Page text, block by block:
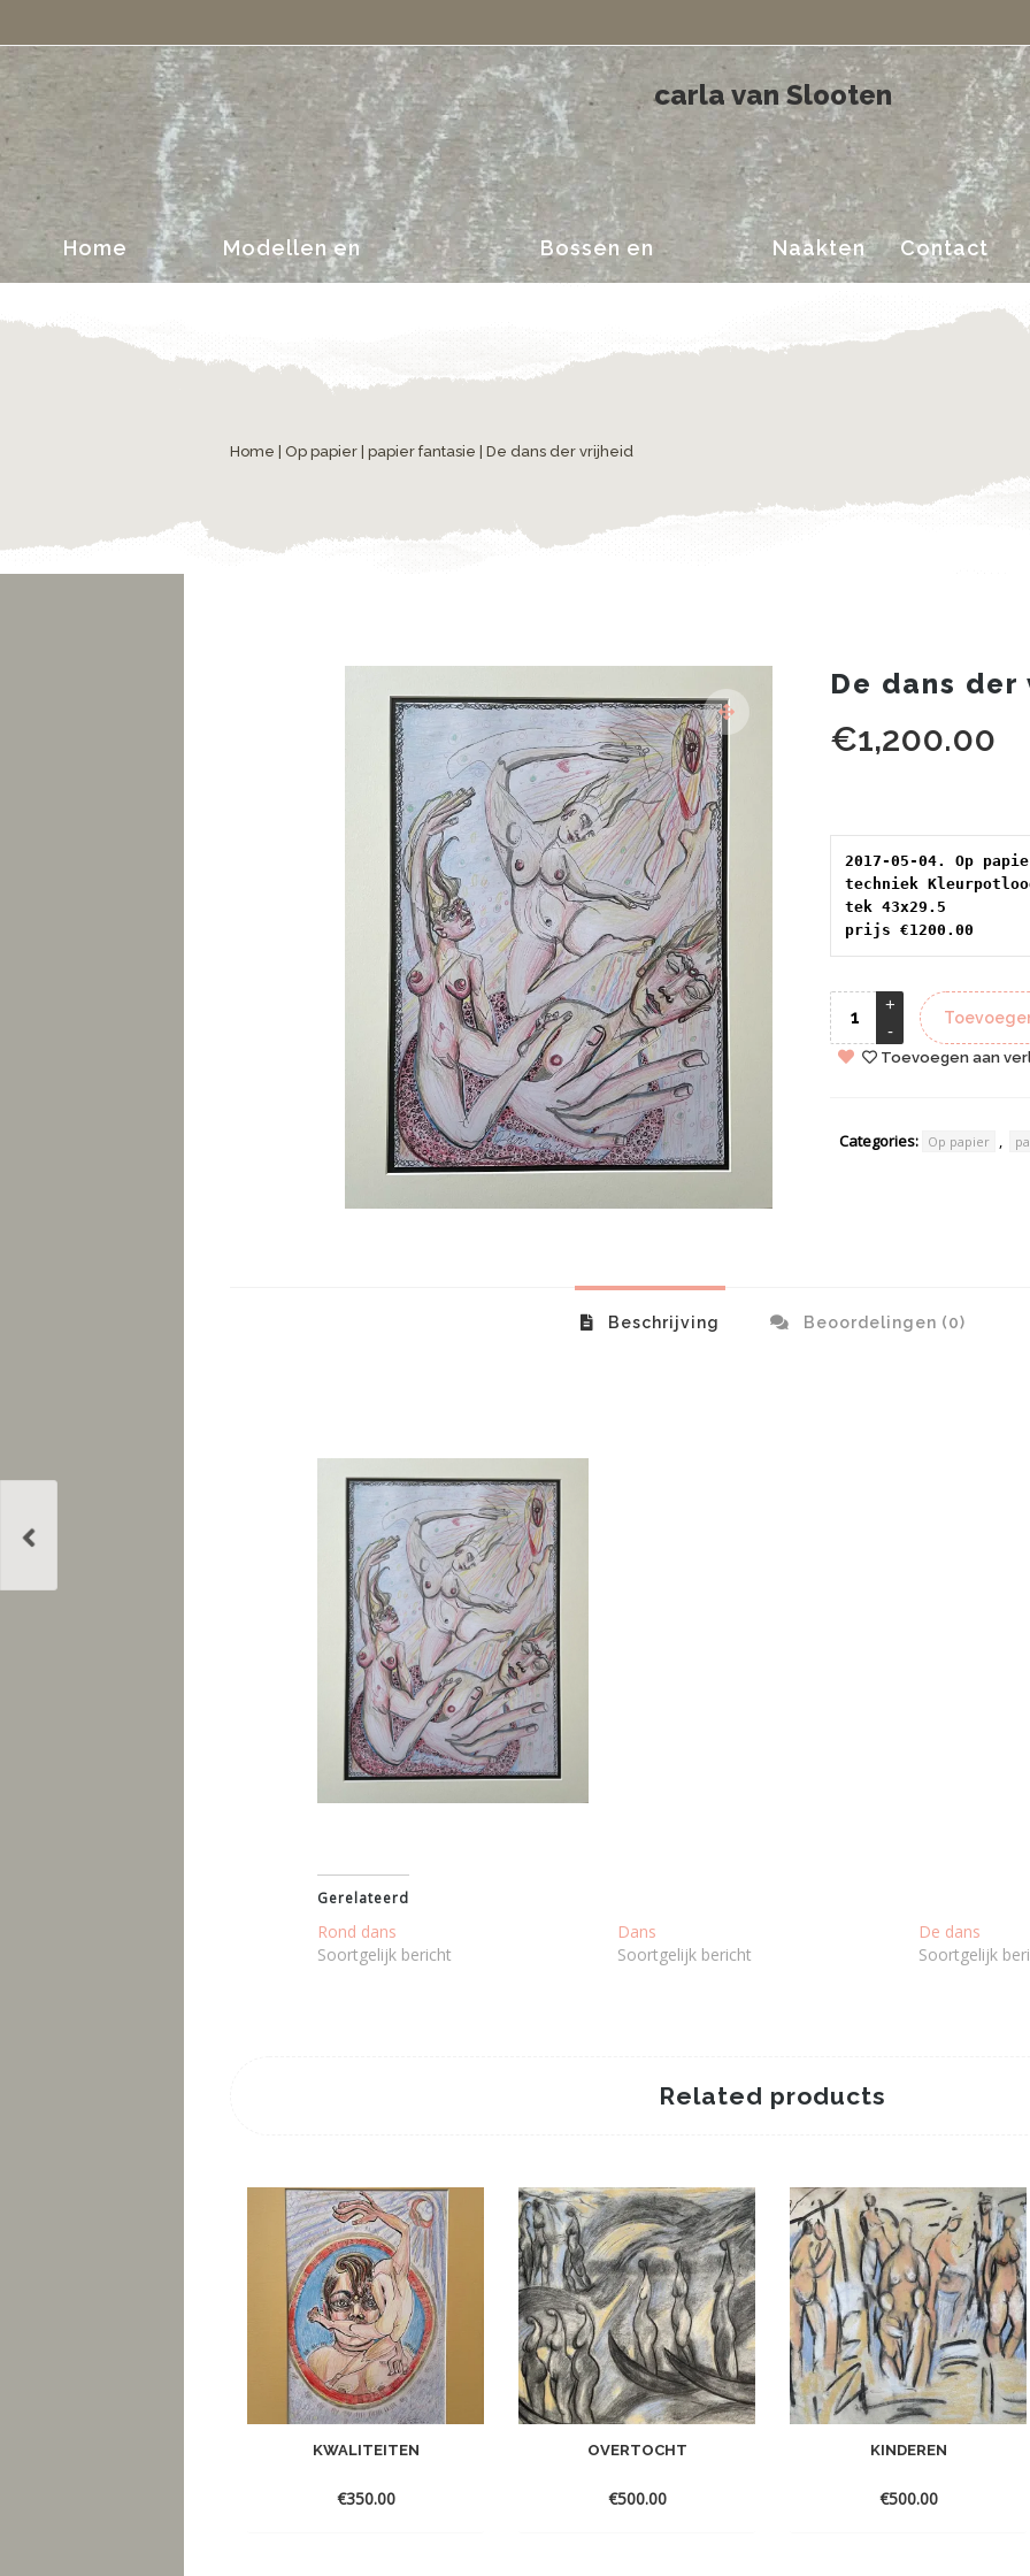
carla van Slooten
Home Modellen en Bossen en Naakten Contact
Home Op papier papier fantasie | De dans der vrijheid
De dans
€1,200.00
techniek
tek 43x29.5
prijs €1200.00
Toevoegen aan
Categories: Op papier ,
Beschrijving Beoordelingen (0)
Gerelateerd
Rond dans
Soortgelijk bericht
Dans
Soortgelijk bericht
De dans
Soortgelijk
Related products
KWALITEITEN
€350.00
OVERTOCHT
€500.00
KINDEREN
€500.00